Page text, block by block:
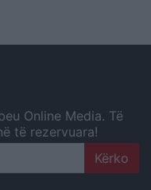
Online Media. Të
të rezervuara!